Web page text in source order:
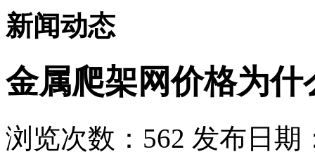
新闻动态
金属爬架网价格为什
浏览次数： 562 发布日期